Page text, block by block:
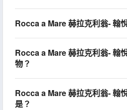
Rocca a Mare 赫拉克利翁- 翰
Rocca a Mare 赫拉克利翁- 翰
物？
Rocca a Mare 赫拉克利翁- 翰
是？